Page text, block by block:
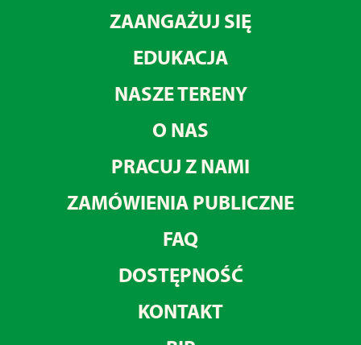
ZAANGAŻUJ SIĘ
EDUKACJA
NASZE TERENY
O NAS
PRACUJ Z NAMI
ZAMÓWIENIA PUBLICZNE
FAQ
DOSTĘPNOŚĆ
KONTAKT